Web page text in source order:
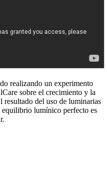
realizando un experimento
sobre el crecimiento y la
del uso de luminarias
equilibrio lumínico perfecto es